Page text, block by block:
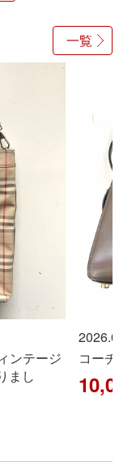
一覧
ンテージ
まし
コー